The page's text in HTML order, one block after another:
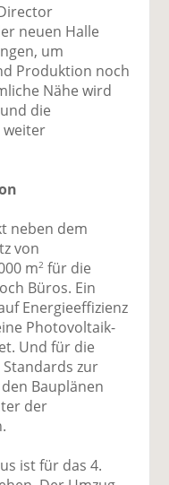
neuen Halle
um
Produktion noch
Nähe wird
die
weiter
neben dem
von
m2 für die
Büros. Ein
Energieeffizienz
Photovoltaik-
Und für die
zur
Bauplänen
der
ist für das 4.